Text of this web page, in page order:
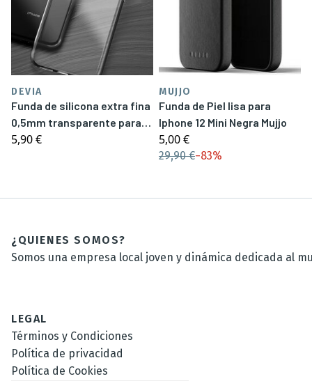
DEVIA
Funda de silicona extra fina
0,5mm transparente para
iPhone 11 Pro
5,90 €
MUJJO
Funda de Piel lisa para
Iphone 12 Mini Negra Mujjo
5,00 €
29,90 €−83%
¿QUIENES SOMOS?
Somos una empresa local joven y dinámica dedicada al
LEGAL
Términos y Condiciones
Política de privacidad
Política de Cookies